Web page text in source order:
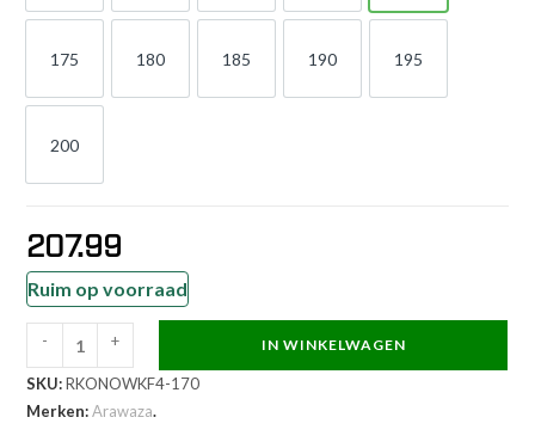
175
175
180
180
185
185
190
190
195
195
200
200
207.99
Ruim op voorraad
Arawaza
Karatepak
-
- + IN WINKELWAGEN
SKU:RKONOWKF4-170
Merken:Arawaza.